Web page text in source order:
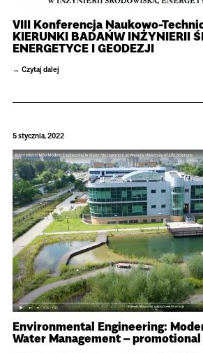
VIII Konferencja Naukowo-
KIERUNKI BADAŃW INŻYNIERII
ENERGETYCE I GEODEZJI
Czytaj dalej
5 stycznia, 2022
Environmental Engineering:
Water Management –